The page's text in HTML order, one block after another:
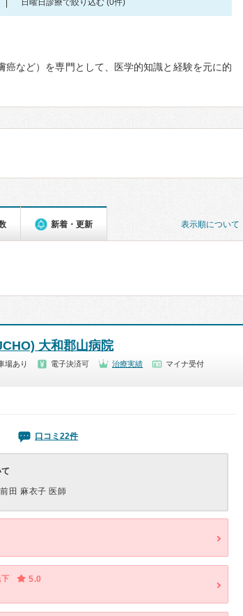
日曜日診療で絞り込む (0件)
など）を専門として、医学的知識と経験を元に的
表示順について
新着・更新
大和郡山病院
場あり 電子決済可 治療実績
マイナ受付
口コミ22件
田 麻衣子 医師
5.0